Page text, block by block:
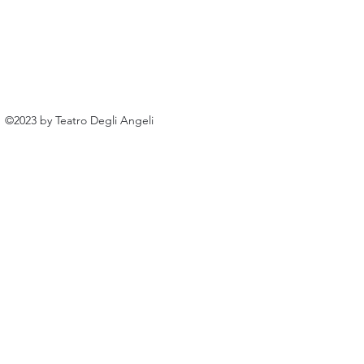
©2023 by Teatro Degli Angeli